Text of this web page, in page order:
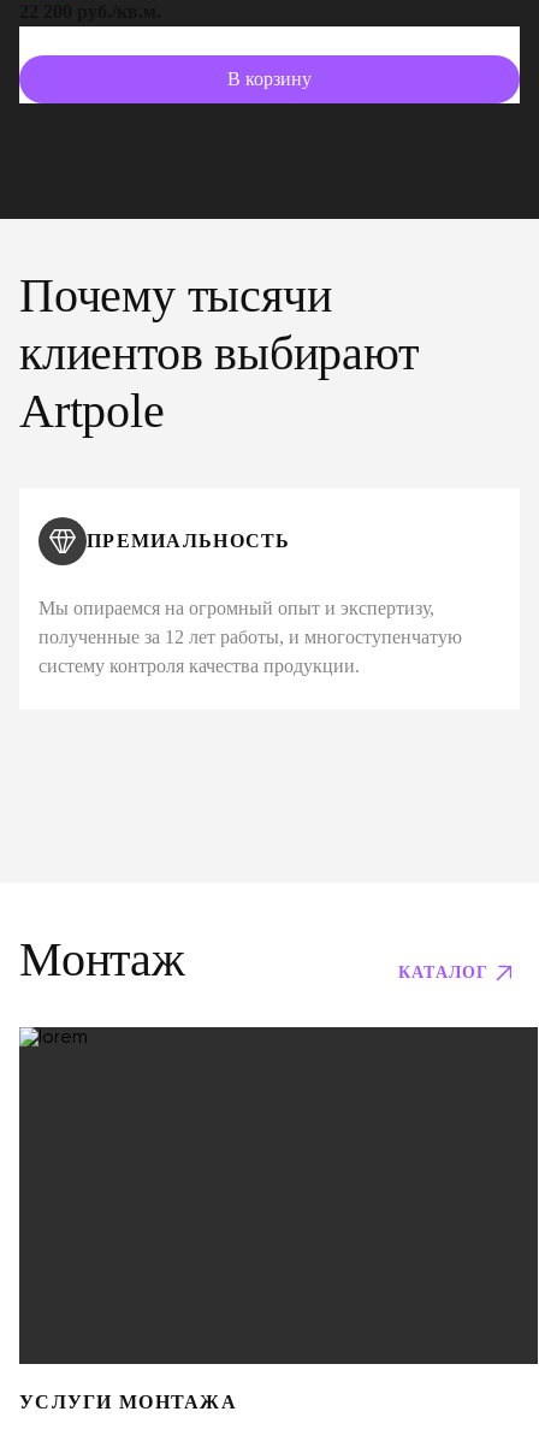
В корзину
Почему тысячи
клиентов выбирают
Artpole
ПРЕМИАЛЬНОСТЬ
Мы опираемся на огромный опыт и экспертизу,
полученные за 12 лет работы, и многоступенчатую
систему контроля качества продукции.
Монтаж КАТАЛОГ
УСЛУГИ МОНТАЖА